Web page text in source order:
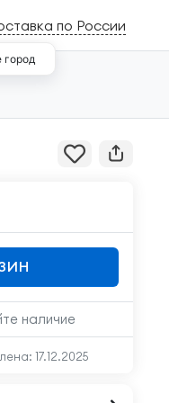
по России
город
наличие
17.12.2025